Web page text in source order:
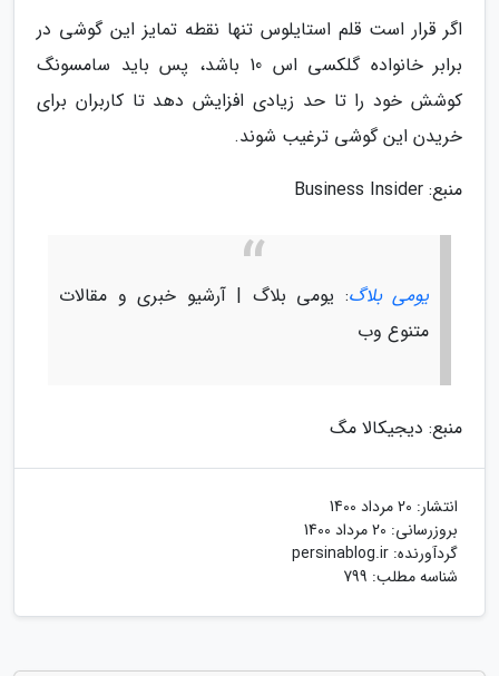
اگر قرار است قلم استایلوس تنها نقطه تمایز این گوشی در
برابر خانواده گلکسی اس 10 باشد، پس باید سامسونگ
کوشش خود را تا حد زیادی افزایش دهد تا کاربران برای
خریدن این گوشی ترغیب شوند.
منبع: Business Insider
یومی بلاگ: یومی بلاگ | آرشیو خبری و مقالات
متنوع وب
منبع: دیجیکالا مگ
انتشار: 20 مرداد 1400
بروزرسانی: 20 مرداد 1400
گردآورنده: persinablog.ir
شناسه مطلب: 799